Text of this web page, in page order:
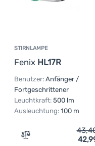
STIRNLAMPE
Fenix HL17R
Benutzer: Anfänger /
Fortgeschrittener
Leuchtkraft: 500 lm
Ausleuchtung: 100 m
Zum Vergleich